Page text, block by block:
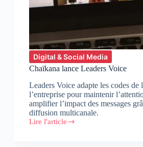
Digital & Social Media
Chaïkana lance Leaders Voice
Leaders Voice adapte les codes de
l’entreprise pour maintenir
amplifier l’impact des messages
diffusion multicanale.
Lire l'article
Chaïkana